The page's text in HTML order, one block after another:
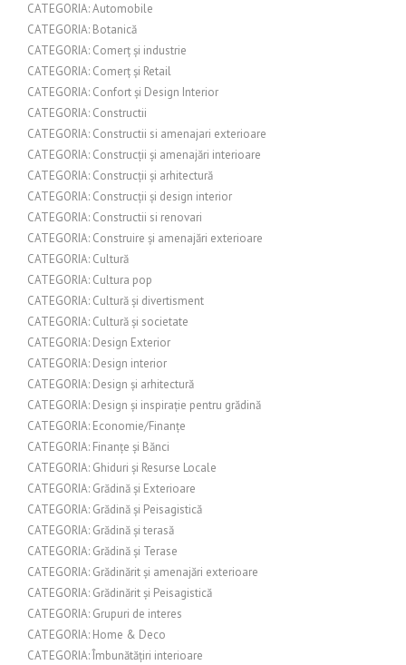
CATEGORIA: Automobile
CATEGORIA: Botanică
CATEGORIA: Comerț și industrie
CATEGORIA: Comerț și Retail
CATEGORIA: Confort și Design Interior
CATEGORIA: Constructii
CATEGORIA: Constructii si amenajari exterioare
CATEGORIA: Construcții și amenajări interioare
CATEGORIA: Construcții și arhitectură
CATEGORIA: Construcții și design interior
CATEGORIA: Constructii si renovari
CATEGORIA: Construire și amenajări exterioare
CATEGORIA: Cultură
CATEGORIA: Cultura pop
CATEGORIA: Cultură și divertisment
CATEGORIA: Cultură și societate
CATEGORIA: Design Exterior
CATEGORIA: Design interior
CATEGORIA: Design și arhitectură
CATEGORIA: Design și inspirație pentru grădină
CATEGORIA: Economie/Finanțe
CATEGORIA: Finanțe și Bănci
CATEGORIA: Ghiduri și Resurse Locale
CATEGORIA: Grădină și Exterioare
CATEGORIA: Grădină și Peisagistică
CATEGORIA: Grădină și terasă
CATEGORIA: Grădină și Terase
CATEGORIA: Grădinărit și amenajări exterioare
CATEGORIA: Grădinărit și Peisagistică
CATEGORIA: Grupuri de interes
CATEGORIA: Home & Deco
CATEGORIA: Îmbunătățiri interioare